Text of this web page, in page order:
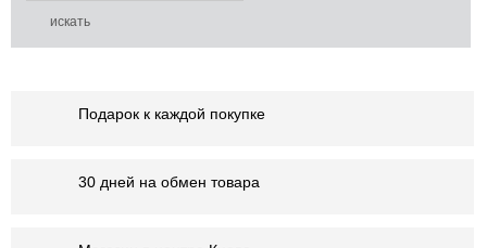
Подарок к каждой покупке
30 дней на обмен товара